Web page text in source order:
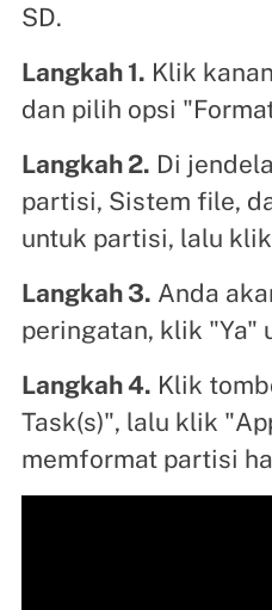
SD.
Langkah 1. Klik
dan pilih opsi
Langkah 2. Di
partisi, Sistem file,
untuk partisi, lalu
Langkah 3. Anda
peringatan, klik "Ya"
Langkah 4. Klik
Task(s)", lalu klik
memformat partisi